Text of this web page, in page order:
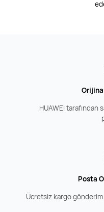
HUAWEI tarafından
Posta
Ücretsiz kargo